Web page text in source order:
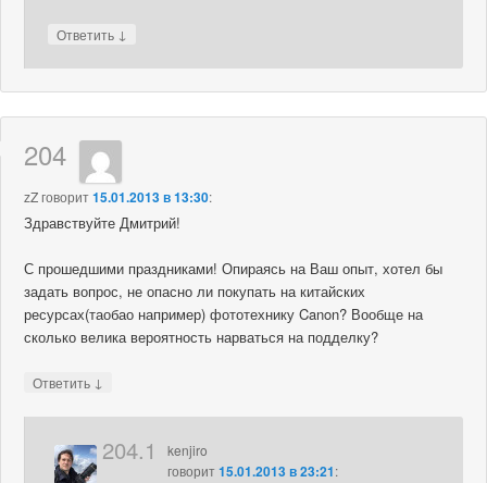
Ответить ↓
204
zZговорит15.01.2013 в 13:30:
Здравствуйте Дмитрий!
С прошедшими праздниками! Опираясь на Ваш опыт, хотел бы
задать вопрос, не опасно ли покупать на китайских
ресурсах(таобао например) фототехнику Canon? Вообще на
сколько велика вероятность нарваться на подделку?
Ответить ↓
204.1
kenjiro
говорит 15.01.2013 в 23:21: